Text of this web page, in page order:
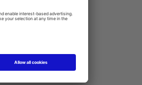
where the flow rate is
3.5 l/min.